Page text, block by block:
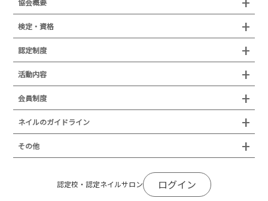
組織概要
所在地
プレスリリース
叙勲・褒章・受賞・表彰
通常総会について
検定・資格
検定試験
JNAフットケア理論検定試験
ネイリスト技能検定試験（JNEC主催）
JNAネイリスト技能検定国際試験
JNAネイリストキャリアパス講習会
JNAオフィシャル教材
認定制度
認定制度
認定校
活動内容
ネイルエキスポ
ネイルオブザイヤー
全日本ネイリスト選手権・地区大会
セミナー
セミナー
JNAスーパーライブ
JNAネイルサロン等化学物質管理講習会
ネイルトレンド
ネイルトレンド
トレンドプロジェクトメンバー
会員制度
会員制度
法人会員
ネイルのガイドライン
新型コロナ感染症関連
コンプライアンス／法令遵守
その他
サポートネイルサロン制度
認定校・認定ネイルサロン ログイン